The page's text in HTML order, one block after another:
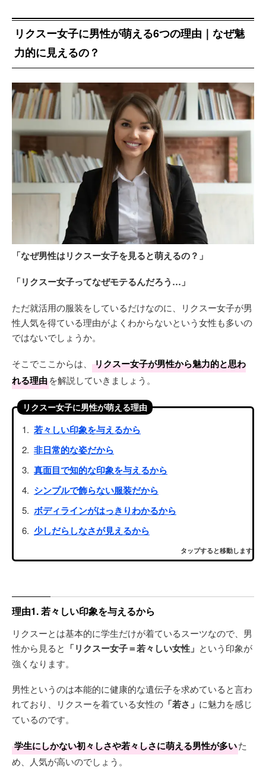
リクスー女子に男性が萌える6つの理由｜なぜ魅
力的に見えるの？
「なぜ男性はリクスー女子を見ると萌えるの？」
「リクスー女子ってなぜモテるんだろう…」
ただ就活用の服装をしているだけなのに、リクスー女子が男
性人気を得ている理由がよくわからないという女性も多いの
ではないでしょうか。
そこでここからは、
リクスー女子が男性から魅力的と思わ
れる理由を解説していきましょう。
リクスー女子に男性が萌える理由
若々しい印象を与えるから
非日常的な姿だから
真面目で知的な印象を与えるから
シンプルで飾らない服装だから
ボディラインがはっきりわかるから
少しだらしなさが見えるから
タップすると移動します
理由1. 若々しい印象を与えるから
リクスーとは基本的に学生だけが着ているスーツなので、男
性から見ると 「リクスー女子＝若々しい女性」 という印象が
強くなります。
男性というのは本能的に健康的な遺伝子を求めていると言わ
れており、リクスーを着ている女性の 「若さ」 に魅力を感じ
ているのです。
学生にしかない初々しさや若々しさに萌える男性が多いた
め、人気が高いのでしょう。